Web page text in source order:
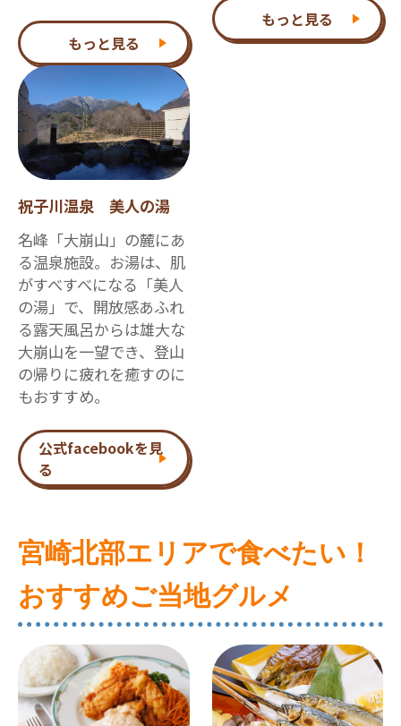
もっと見る
もっと見る
祝子川温泉 美人の湯
名峰「大崩山」の麓にあ
る温泉施設。お湯は、肌
がすべすべになる「美人
の湯」で、開放感あふれ
る露天風呂からは雄大な
大崩山を一望でき、登山
の帰りに疲れを癒すのに
もおすすめ。
公式facebookを見
る
宮崎北部エリアで食べたい！
おすすめご当地グルメ